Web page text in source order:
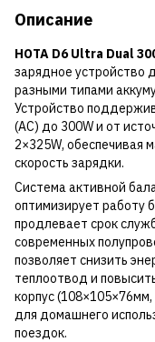
Описание
HOTA D6 Ultra Dual
зарядное устройство
разными типами
Устройство
(AC) до 300W и от
2×325W, обеспечивая
скорость зарядки.
Система активной
оптимизирует работу
продлевает срок
современных
позволяет снизить
теплоотвод и
корпус
для домашнего
поездок.